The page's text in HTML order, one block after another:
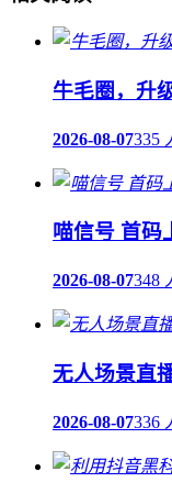
牛毛圈，升
2026-08-07335
喵信号 首码
2026-08-07348
无人场景直
2026-08-07336